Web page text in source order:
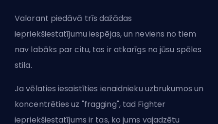
Valorant piedāvā trīs dažādas
iepriekšiestatījumu iespējas, un neviens no tiem
nav labāks par citu, tas ir atkarīgs no jūsu spēles
stila.
Ja vēlaties iesaistīties ienaidnieku uzbrukumos un
koncentrēties uz "fragging", tad Fighter
iepriekšiestatījums ir tas, ko jums vajadzētu